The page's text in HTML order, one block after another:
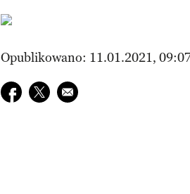
Opublikowano: 11.01.2021,
Udostępnij na facebook
Udostępnij na twitter
E-mail do przyjaciela